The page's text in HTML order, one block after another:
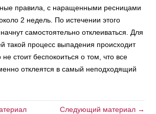
правила, с наращенными ресницами
2 недель. По истечении этого
самостоятельно отклеиваться. Для
такой процесс выпадения происходит
не стоит беспокоиться о том, что все
отклеятся в самый неподходящий
Следующий материал →